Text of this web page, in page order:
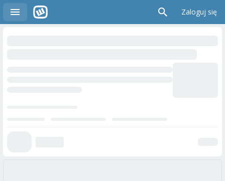
Zaloguj się